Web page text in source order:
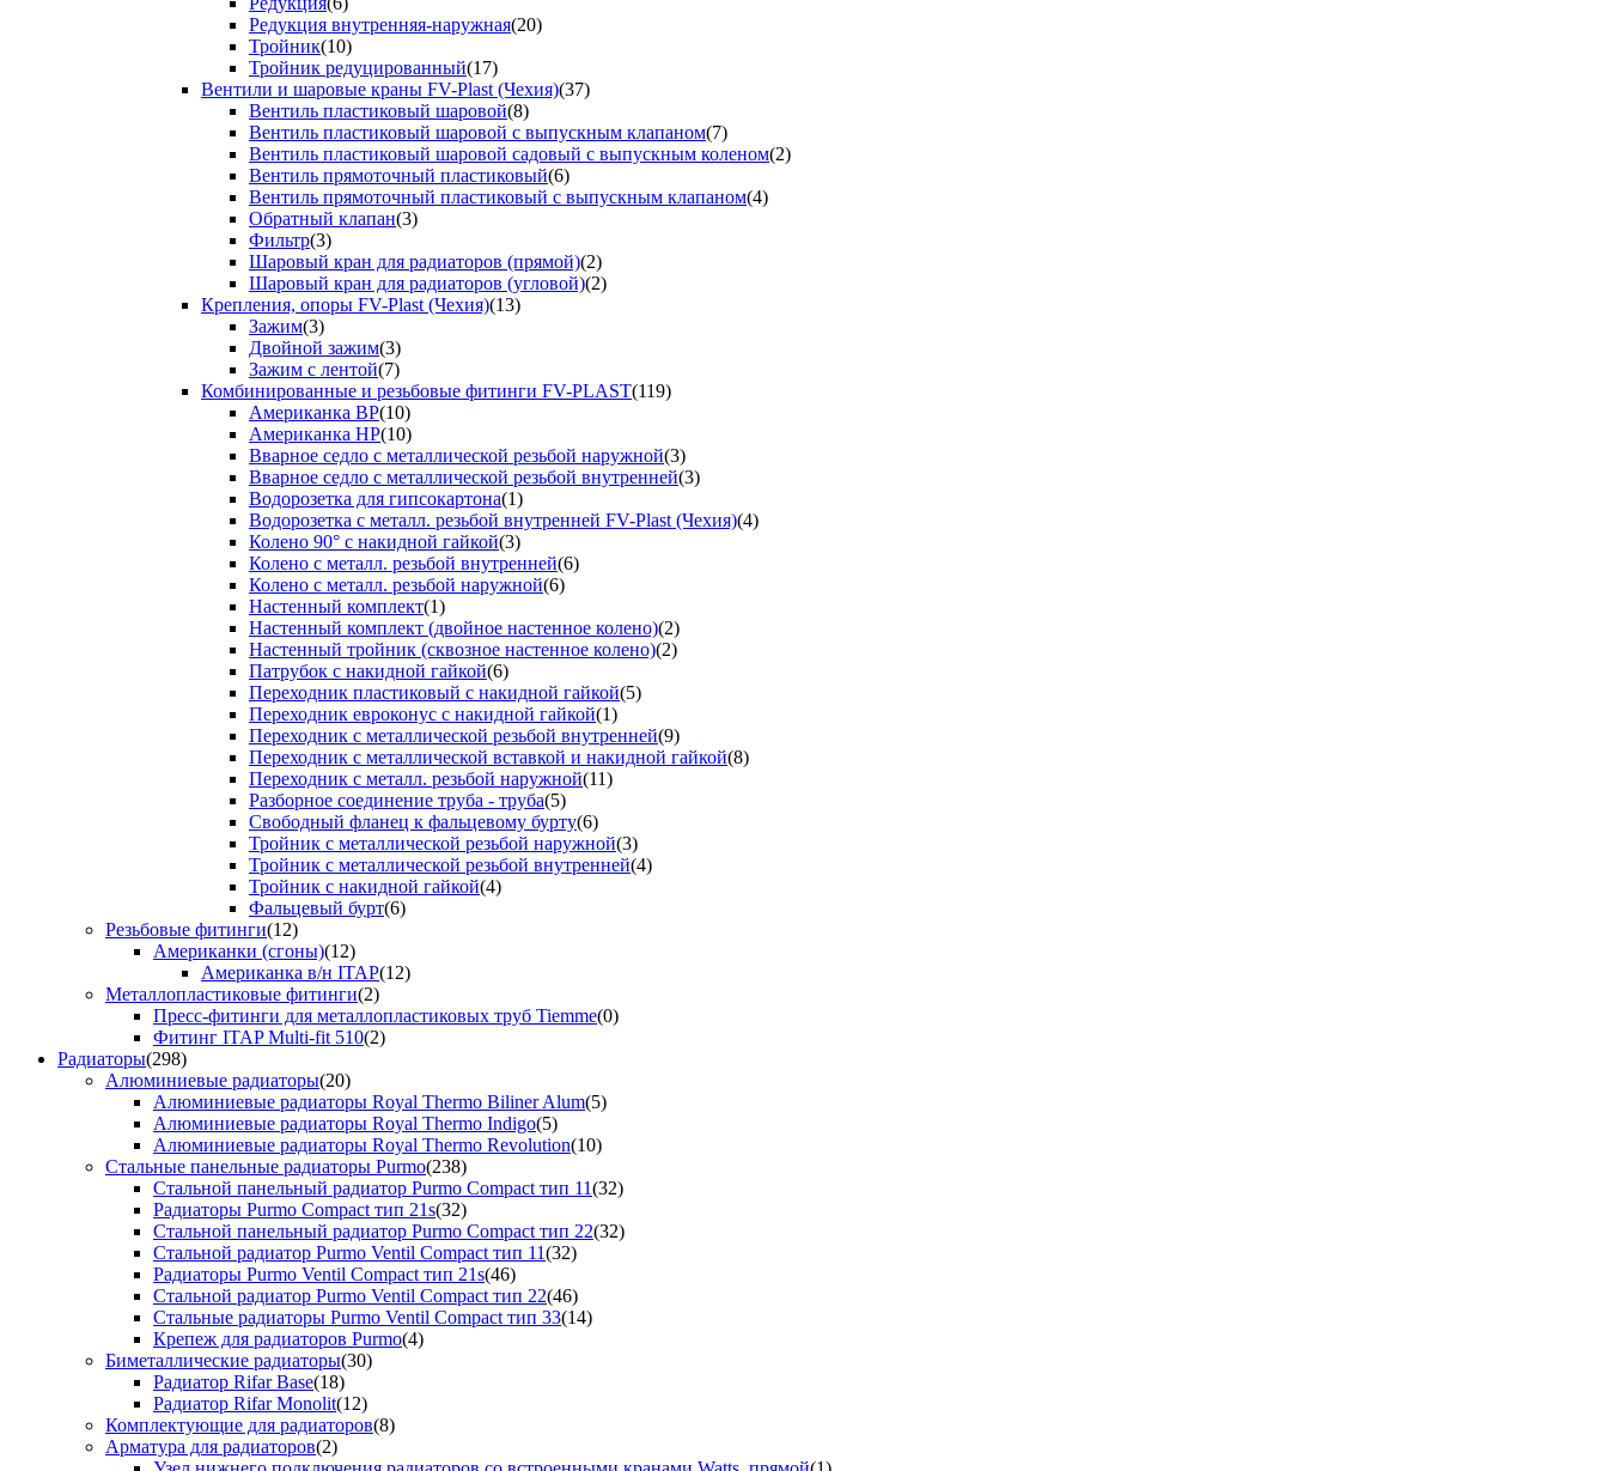
Редукция внутренняя-наружная(20)
Тройник(10)
Тройник редуцированный(17)
Вентили и шаровые краны FV-Plast (Чехия)(37)
Вентиль пластиковый шаровой(8)
Вентиль пластиковый шаровой с выпускным клапаном(7)
Вентиль пластиковый шаровой садовый с выпускным коленом(2)
Вентиль прямоточный пластиковый(6)
Вентиль прямоточный пластиковый с выпускным клапаном(4)
Обратный клапан(3)
Фильтр(3)
Шаровый кран для радиаторов (прямой)(2)
Шаровый кран для радиаторов (угловой)(2)
Крепления, опоры FV-Plast (Чехия)(13)
Зажим(3)
Двойной зажим(3)
Зажим с лентой(7)
Комбинированные и резьбовые фитинги FV-PLAST(119)
Американка ВР(10)
Американка НР(10)
Вварное седло с металлической резьбой наружной(3)
Вварное седло с металлической резьбой внутренней(3)
Водорозетка для гипсокартона(1)
Водорозетка с металл. резьбой внутренней FV-Plast (Чехия)(4)
Колено 90° с накидной гайкой(3)
Колено с металл. резьбой внутренней(6)
Колено с металл. резьбой наружной(6)
Настенный комплект(1)
Настенный комплект (двойное настенное колено)(2)
Настенный тройник (сквозное настенное колено)(2)
Патрубок с накидной гайкой(6)
Переходник пластиковый с накидной гайкой(5)
Переходник евроконус с накидной гайкой(1)
Переходник с металлической резьбой внутренней(9)
Переходник с металлической вставкой и накидной гайкой(8)
Переходник с металл. резьбой наружной(11)
Разборное соединение труба - труба(5)
Свободный фланец к фальцевому бурту(6)
Тройник с металлической резьбой наружной(3)
Тройник с металлической резьбой внутренней(4)
Тройник с накидной гайкой(4)
Фальцевый бурт(6)
Резьбовые фитинги(12)
Американки (сгоны)(12)
Американка в/н ITAP(12)
Металлопластиковые фитинги(2)
Пресс-фитинги для металлопластиковых труб Tiemme(0)
Фитинг ITAP Multi-fit 510(2)
Радиаторы(298)
Алюминиевые радиаторы(20)
Алюминиевые радиаторы Royal Thermo Biliner Alum(5)
Алюминиевые радиаторы Royal Thermo Indigo(5)
Алюминиевые радиаторы Royal Thermo Revolution(10)
Стальные панельные радиаторы Purmo(238)
Стальной панельный радиатор Purmo Compact тип 11(32)
Радиаторы Purmo Compact тип 21s(32)
Стальной панельный радиатор Purmo Compact тип 22(32)
Стальной радиатор Purmo Ventil Compact тип 11(32)
Радиаторы Purmo Ventil Compact тип 21s(46)
Стальной радиатор Purmo Ventil Compact тип 22(46)
Стальные радиаторы Purmo Ventil Compact тип 33(14)
Крепеж для радиаторов Purmo(4)
Биметаллические радиаторы(30)
Радиатор Rifar Base(18)
Радиатор Rifar Monolit(12)
Комплектующие для радиаторов(8)
Арматура для радиаторов(2)